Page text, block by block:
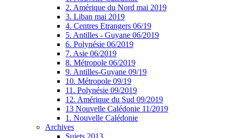
2. Amérique du Nord mai 2019
3. Liban mai 2019
4. Centres Etrangers 06/19
5. Antilles - Guyane 06/2019
6. Polynésie 06/2019
7. Asie 06/2019
8. Métropole 06/2019
9. Antilles-Guyane 09/19
10. Métropole 09/19
11. Polynésie 09/2019
12. Amérique du Sud 09/2019
13 Nouvelle Calédonie 11/2019
1. Nouvelle Calédonie
Archives
Sujets 2013